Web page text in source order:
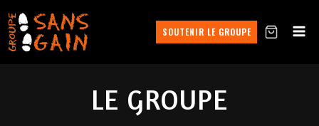
SOUTENIR LE GROUPE
LE GROUPE